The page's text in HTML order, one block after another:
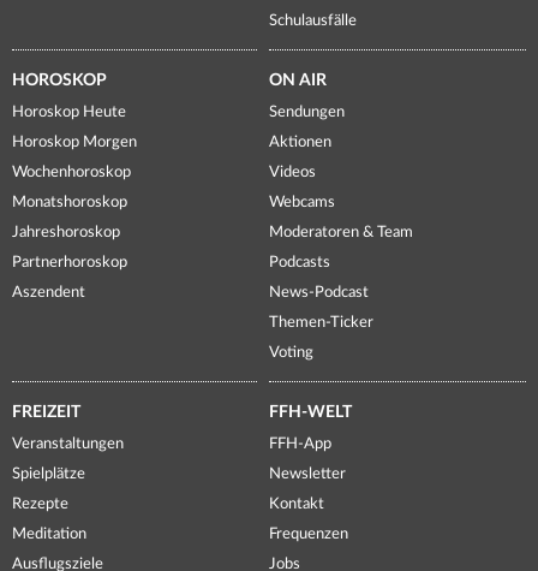
Schulausfälle
HOROSKOP
Horoskop Heute
Horoskop Morgen
Wochenhoroskop
Monatshoroskop
Jahreshoroskop
Partnerhoroskop
Aszendent
ON AIR
Sendungen
Aktionen
Videos
Webcams
Moderatoren & Team
Podcasts
News-Podcast
Themen-Ticker
Voting
FREIZEIT
Veranstaltungen
Spielplätze
Rezepte
Meditation
Ausflugsziele
FFH-WELT
FFH-App
Newsletter
Kontakt
Frequenzen
Jobs